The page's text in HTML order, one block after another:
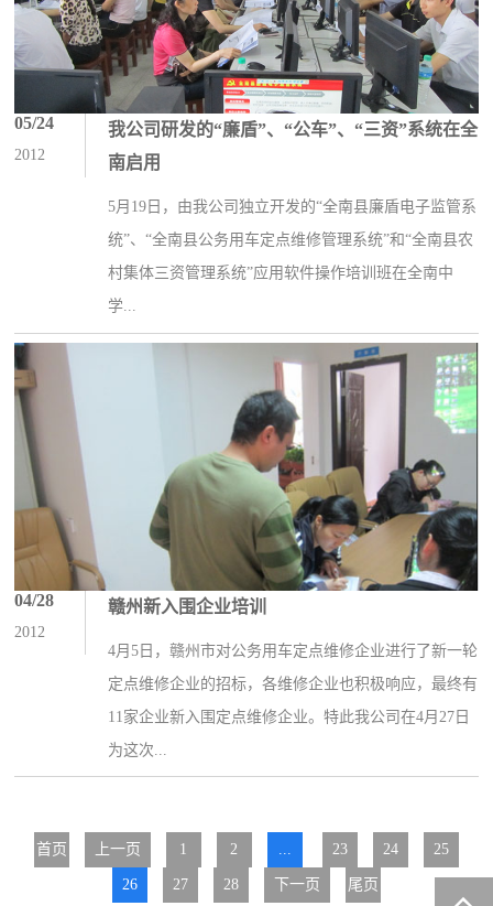
05/24
2012
我公司研发的“廉盾”、“公车”、“三资”系统在全
南启用
5月19日，由我公司独立开发的“全南县廉盾电子监管系
统”、“全南县公务用车定点维修管理系统”和“全南县农
村集体三资管理系统”应用软件操作培训班在全南中
学...
04/28
2012
赣州新入围企业培训
4月5日，赣州市对公务用车定点维修企业进行了新一轮
定点维修企业的招标，各维修企业也积极响应，最终有
11家企业新入围定点维修企业。特此我公司在4月27日
为这次...
首页 1 2 ... 23 24 25
26 27 28 尾页